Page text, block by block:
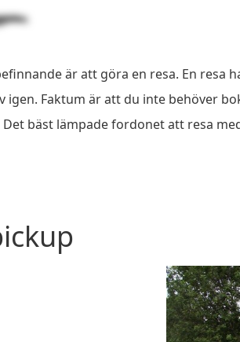
är att göra en resa. En resa
igen. Faktum är att du inte behöver
bäst lämpade fordonet att resa